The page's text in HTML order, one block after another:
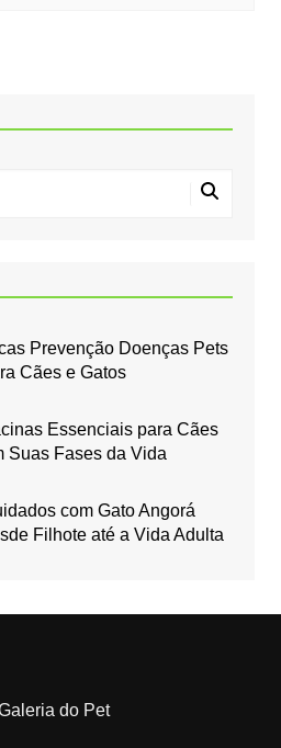
Prevenção Doenças Pets
Cães e Gatos
Essenciais para Cães
Suas Fases da Vida
com Gato Angorá
Filhote até a Vida Adulta
do Pet